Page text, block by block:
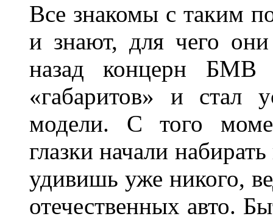
Все знакомы с таким
и знают, для чего
назад концерн БМВ
«габаритов» и стал
модели. С того
глазки начали
удивишь уже никого,
отечественных авто.